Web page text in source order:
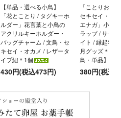
【単品・選べる小鳥】
「花とことり / タグキーホ
ルダー」花言葉と小鳥の
アクリルキーホルダー・
バッグチャーム / 文鳥・セ
キセイ・オカメ / レザータ
イプ紐＊1個
430円(税込473円)
「ことりおま
セキセイ・オ
エナガ」小鳥
ラップ / サザ
イト / 縁起物
月グッズ＊【
鳥・単品】
380円(税込